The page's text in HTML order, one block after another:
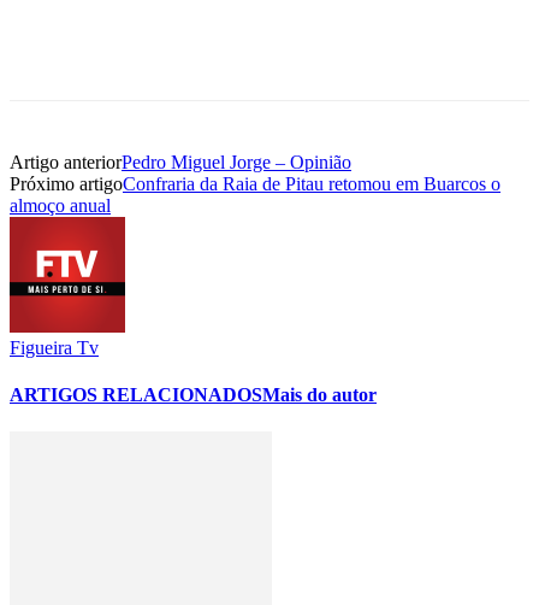
Artigo anteriorPedro Miguel Jorge – Opinião
Próximo artigoConfraria da Raia de Pitau retomou em Buarcos o
almoço anual
Figueira Tv
ARTIGOS RELACIONADOSMais do autor